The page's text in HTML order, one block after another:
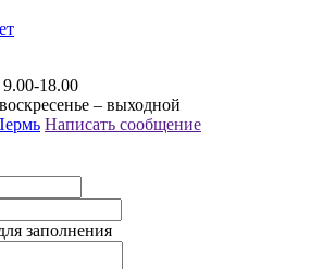
18.00
– выходной
Написать сообщение
заполнения